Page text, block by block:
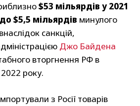
$53 мільярдів у 2021
$5,5 мільярдів минулого
санкцій,
Джо Байдена
вторгнення РФ в
року.
з Росії товарів